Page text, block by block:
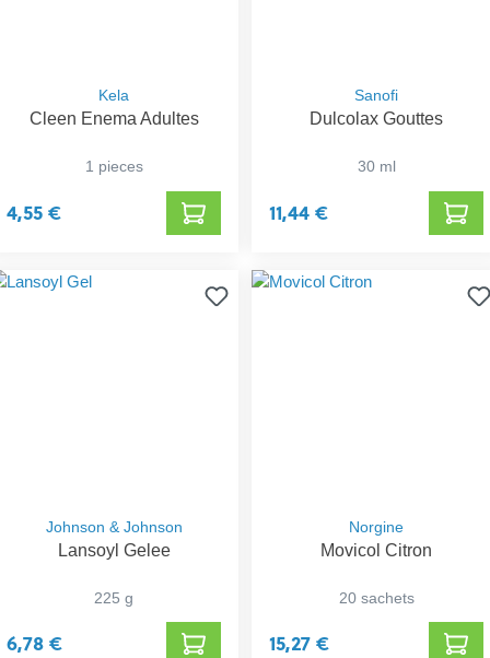
Kela
Cleen Enema Adultes
1 pieces
4,55 €
Sanofi
Dulcolax Gouttes
30 ml
11,44 €
Johnson & Johnson
Lansoyl Gelee
225 g
6,78 €
Norgine
Movicol Citron
20 sachets
15,27 €